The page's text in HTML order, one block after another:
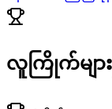
လူကြိုက်မျ